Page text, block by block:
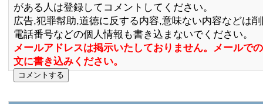
がある人は登録してコメントしてください。
広告,犯罪幇助,道徳に反する内容,意味ない内容などは
電話番号などの個人情報も書き込まないでください。
メールアドレスは掲示いたしておりません。メールで
文に書き込みください。